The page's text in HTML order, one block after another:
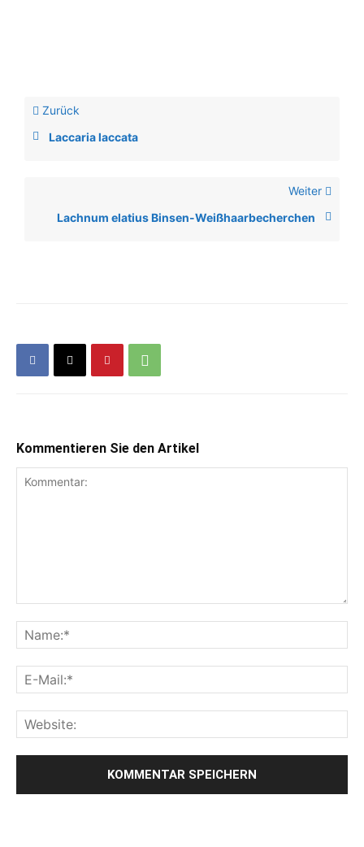
Zurück
Laccaria laccata
Weiter
Lachnum elatius Binsen-Weißhaarbecherchen
Kommentieren Sie den Artikel